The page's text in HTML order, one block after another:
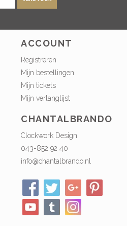
ACCOUNT
Registreren
Mijn bestellingen
Mijn tickets
Mijn verlanglijst
CHANTALBRANDO
Clockwork Design
043-852 92 40
info@chantalbrando.nl